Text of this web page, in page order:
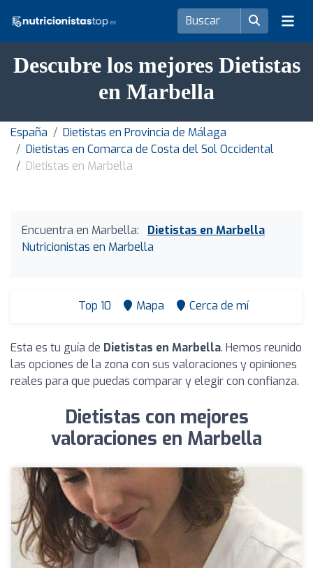
Descubre los mejores Dietistas
en Marbella
España
Dietistas en Provincia de Málaga
Dietistas en Comarca de Costa del Sol Occidental
Dietistas en Marbella
Encuentra en Marbella:
Dietistas en Marbella
Nutricionistas en Marbella
Top 10 Mapa Cerca de mí
Esta es tu guía de Dietistas en Marbella. Hemos reunido
las opciones de la zona con sus valoraciones y opiniones
reales para que puedas comparar y elegir con confianza.
Dietistas con mejores
valoraciones en Marbella